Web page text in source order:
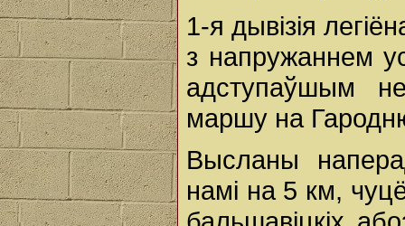
1-я дывізія
з напружаннем
адступаўшым
маршу на
Высланы
намі на 5 км,